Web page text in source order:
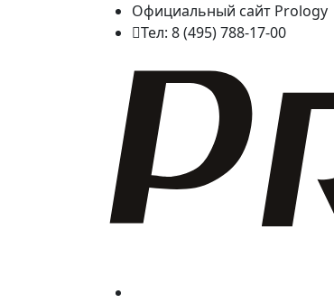
Официальный сайт Prology
Тел: 8 (495) 788-17-00